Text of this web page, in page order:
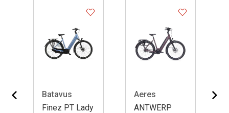
Batavus
Finez PT Lady
Aeres
ANTWERP